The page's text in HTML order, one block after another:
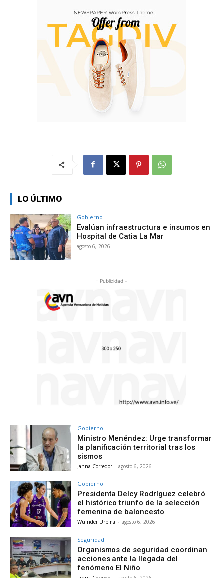
LO ÚLTIMO
Gobierno
Evalúan infraestructura e insumos en
Hospital de Catia La Mar
agosto 6, 2026
- Publicidad -
Gobierno
Ministro Menéndez: Urge transformar
la planificación territorial tras los
sismos
Janna Corredor - agosto 6, 2026
Gobierno
Presidenta Delcy Rodríguez celebró
el histórico triunfo de la selección
femenina de baloncesto
Wuinder Urbina - agosto 6, 2026
Seguridad
Organismos de seguridad coordinan
acciones ante la llegada del
fenómeno El Niño